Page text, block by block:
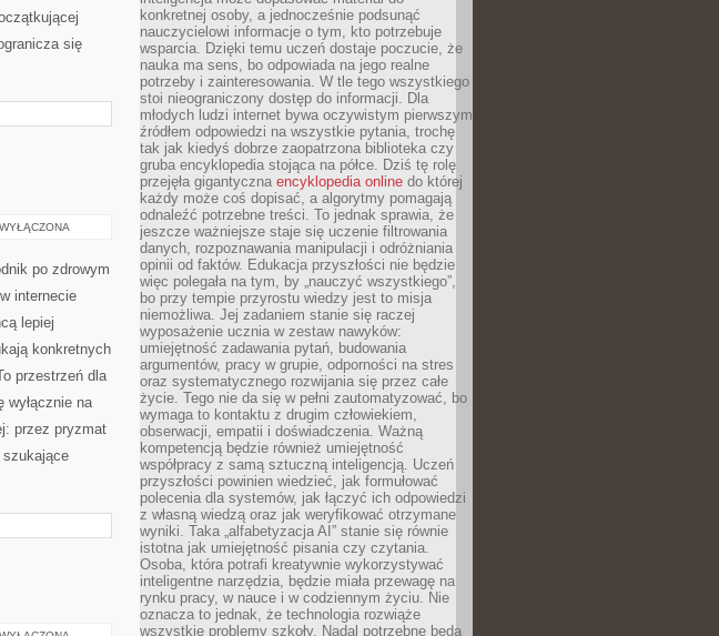
się
po zdrowym
internecie
lepiej
konkretnych
przestrzeń dla
wyłącznie na
przez pryzmat
szukające
konkretnej osoby, a jednocześnie podsunąć
nauczycielowi informacje o tym, kto potrzebuje
wsparcia. Dzięki temu uczeń dostaje poczucie, że
nauka ma sens, bo odpowiada na jego realne
potrzeby i zainteresowania. W tle tego wszystkiego
stoi nieograniczony dostęp do informacji. Dla
młodych ludzi internet bywa oczywistym pierwszym
źródłem odpowiedzi na wszystkie pytania, trochę
tak jak kiedyś dobrze zaopatrzona biblioteka czy
gruba encyklopedia stojąca na półce. Dziś tę rolę
przejęła gigantyczna encyklopedia online do której
każdy może coś dopisać, a algorytmy pomagają
odnaleźć potrzebne treści. To jednak sprawia, że
jeszcze ważniejsze staje się uczenie filtrowania
danych, rozpoznawania manipulacji i odróżniania
opinii od faktów. Edukacja przyszłości nie będzie
więc polegała na tym, by „nauczyć wszystkiego”,
bo przy tempie przyrostu wiedzy jest to misja
niemożliwa. Jej zadaniem stanie się raczej
wyposażenie ucznia w zestaw nawyków:
umiejętność zadawania pytań, budowania
argumentów, pracy w grupie, odporności na stres
oraz systematycznego rozwijania się przez całe
życie. Tego nie da się w pełni zautomatyzować, bo
wymaga to kontaktu z drugim człowiekiem,
obserwacji, empatii i doświadczenia. Ważną
kompetencją będzie również umiejętność
współpracy z samą sztuczną inteligencją. Uczeń
przyszłości powinien wiedzieć, jak formułować
polecenia dla systemów, jak łączyć ich odpowiedzi
z własną wiedzą oraz jak weryfikować otrzymane
wyniki. Taka „alfabetyzacja AI” stanie się równie
istotna jak umiejętność pisania czy czytania.
Osoba, która potrafi kreatywnie wykorzystywać
inteligentne narzędzia, będzie miała przewagę na
rynku pracy, w nauce i w codziennym życiu. Nie
oznacza to jednak, że technologia rozwiąże
wszystkie problemy szkoły. Nadal potrzebne będą